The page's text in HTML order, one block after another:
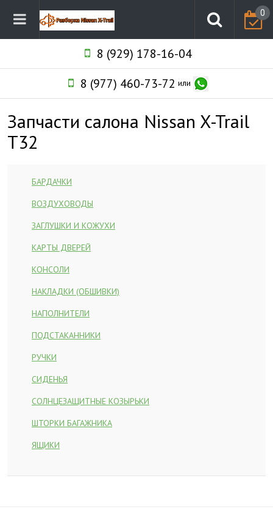
0
8 (929) 178-16-04
8 (977) 460-73-72 или
Запчасти салона Nissan X-Trail
T32
БАРДАЧКИ
ВОЗДУХОВОДЫ
ЗАГЛУШКИ И КОЖУХИ
КАРТЫ ДВЕРЕЙ
КОНСОЛИ
НАКЛАДКИ (ОБШИВКИ)
НАПОЛНИТЕЛИ
ПОДСТАКАННИКИ
РУЧКИ
СИДЕНЬЯ
СОЛНЦЕЗАЩИТНЫЕ КОЗЫРЬКИ
ШТОРКИ БАГАЖНИКА
ЯЩИКИ